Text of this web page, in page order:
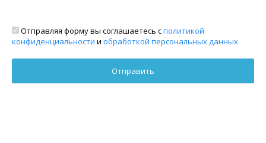
Отправляя форму вы соглашаетесь сполитикой
конфиденциальности и обработкой персональных данных